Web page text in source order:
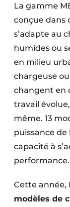
La gamme
conçue dans
s’adapte au
humides ou
en milieu
chargeuse
changent en
travail
même. 13
puissance de
capacité à
performance.
Cette année,
modèles de